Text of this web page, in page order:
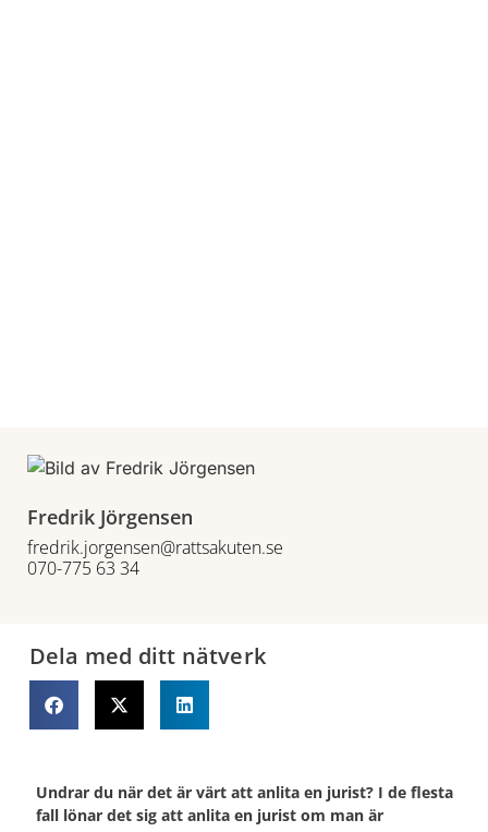
Dela med ditt nätverk
Undrar du när det är värt att anlita en jurist? I de flesta
fall lönar det sig att anlita en jurist om man är
Fredrik Jörgensen
fredrik.jorgensen@rattsakuten.se
070-775 63 34